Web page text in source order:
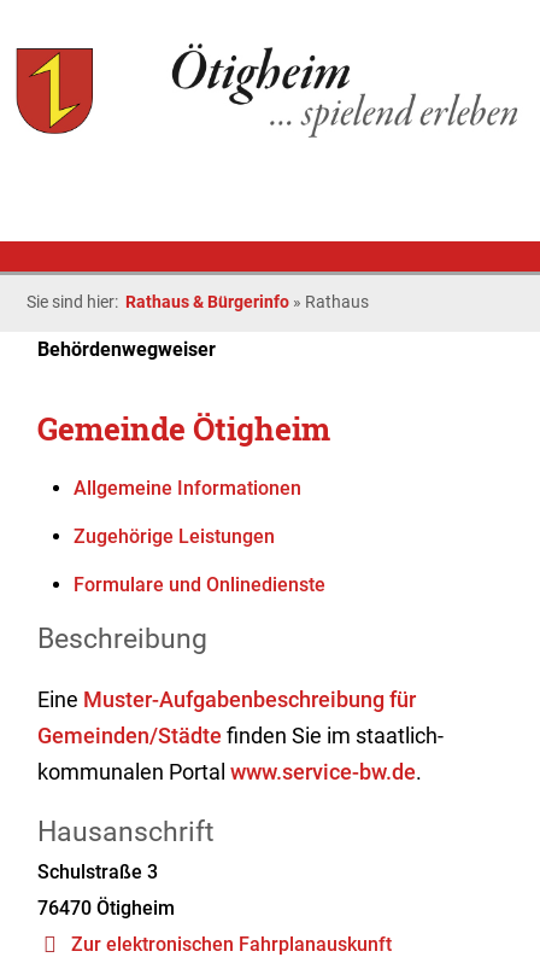
Sie sind hier: Rathaus & Bürgerinfo » Rathaus
Behördenwegweiser
Gemeinde Ötigheim
Allgemeine Informationen
Zugehörige Leistungen
Formulare und Onlinedienste
Beschreibung
Eine Muster-Aufgabenbeschreibung für
Gemeinden/Städte finden Sie im staatlich-
kommunalen Portalwww.service-bw.de.
Hausanschrift
Schulstraße 3
76470 Ötigheim
Zur elektronischen Fahrplanauskunft